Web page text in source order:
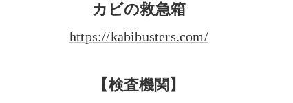
カビの救急箱
https://kabibusters.com/
【検査機関】